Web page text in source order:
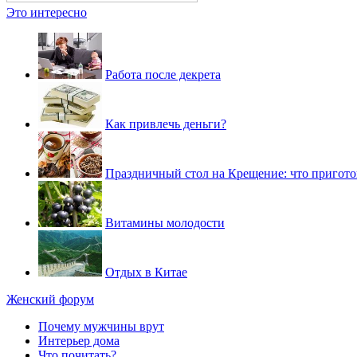
Это интересно
Работа после декрета
Как привлечь деньги?
Праздничный стол на Крещение: что
Витамины молодости
Отдых в Китае
Женский форум
Почему мужчины врут
Интерьер дома